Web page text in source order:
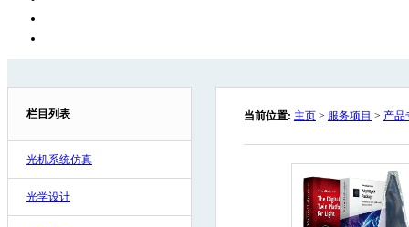
栏目列表
光机系统仿真
光学设计
当前位置: 主页 > 服务项目 > 产品